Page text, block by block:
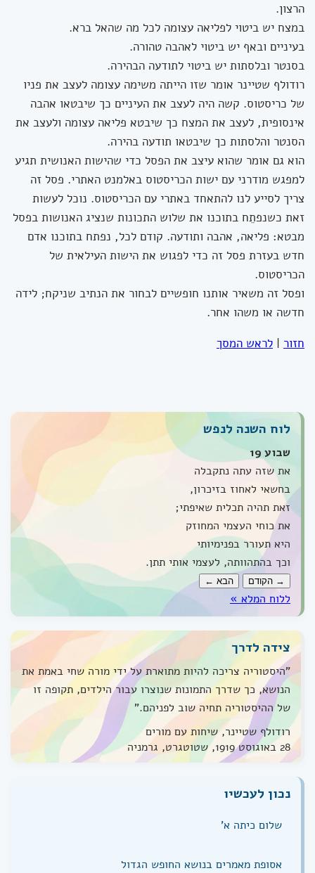
הרצון.
במצח יש ביטוי לפליאה עצומה לכל מה שהאל ברא.
בעיניים ובאף יש ביטוי לאהבה טהורה.
בסנטר ובלסתות יש ביטוי לתודעה הבהירה.
רודולף שטיינר אומר שזו הייתה משימה עצומה לעצב את פניו
של כריסטוס. קשה היה לעצב את העיניים כך שיבטאו אהבה
אינסופית, לעצב את המצח כך שיבטא פליאה עצומה ולעצב את
הסנטר והלסתות כך שיבטאו תודעה בהירה.
הוא גם אומר שהוא עיצב את הפסל כדי שהישות האנושית תגיע
למפגש מודרני עם ישות הכריסטוס באלמנט האתרי. פסל זה
צריך לסייע לנו להתאחד באתרי עם הכריסטוס. נוכל לעשות
זאת כשנפתֵח בתוכנו את שלוש התכונות שנציג האנושות בפסל
מבטא: פליאה, אהבה ותודעה. קודם לכל, נפתח בתוכנו אדם
חדש בעזרת פסל זה כדי לפגוש את הישות העילאית של
הכריסטוס.
ופסל זה משאיר אותנו חופשיים לבחור את הנתיב שניקח; לידה
חדשה או משהו אחר.
חזור | לראש המסך
לוח השנה לנפש
שבוע 19
את שזה עתה נתקבלה
בחשאי לאחוז בזיכרון,
זאת תהיה תכלית שאיפתי;
את כוחי העצמי המחוזק
היא תעורר בפנימיותי
וכך בהתהוותה, לעצמי אותי תתן.
→ הקודם הבא ←
ללוח המלא »
צידה לדרך
"היסטוריה צריכה להיות מתוארת על ידי מורה שחי באמת את
הנושא, כך שדרך התמונות שנוצרו עבור הילדים, תקופה זו
של ההיסטוריה תחיה שוב לפניהם."
רודולף שטיינר, שיחות עם מורים
28 באוגוסט 1919, שטוטגרט, גרמניה
נכון לעכשיו
שלום כיתה א'
אסופת מאמרים בנושא החופש הגדול